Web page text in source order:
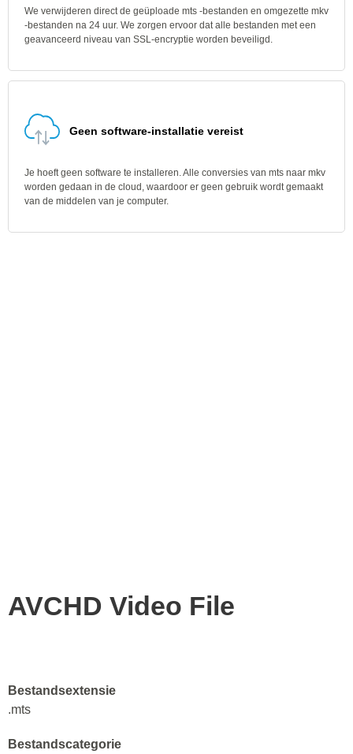
We verwijderen direct de geüploade mts -bestanden en omgezette mkv
-bestanden na 24 uur. We zorgen ervoor dat alle bestanden met een
geavanceerd niveau van SSL-encryptie worden beveiligd.
Geen software-installatie vereist
Je hoeft geen software te installeren. Alle conversies van mts naar mkv
worden gedaan in de cloud, waardoor er geen gebruik wordt gemaakt
van de middelen van je computer.
AVCHD Video File
Bestandsextensie
.mts
Bestandscategorie